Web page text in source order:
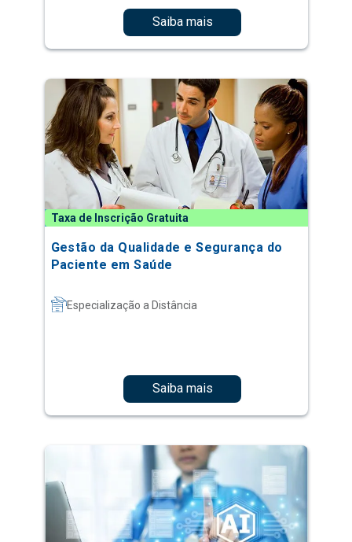
Saiba mais
Taxa de Inscrição Gratuita
Gestão da Qualidade e Segurança do
Paciente em Saúde
Especialização a Distância
Saiba mais